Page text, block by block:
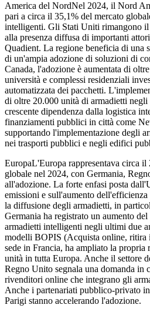
America del NordNel 2024, il Nord
pari a circa il 35,1% del mercato
intelligenti. Gli Stati Uniti rimangono
alla presenza diffusa di importanti
Quadient. La regione beneficia di una
di un'ampia adozione di soluzioni di
Canada, l'adozione è aumentata di
università e complessi residenziali
automatizzata dei pacchetti.
di oltre 20.000 unità di armadietti
crescente dipendenza dalla logistica
finanziamenti pubblici in città come
supportando l'implementazione degli
nei trasporti pubblici e negli edifici
EuropaL'Europa rappresentava circa
globale nel 2024, con Germania,
all'adozione. La forte enfasi posta
emissioni e sull'aumento
la diffusione degli armadietti, in
Germania ha registrato un aumento
armadietti intelligenti negli ultimi due
modelli BOPIS (Acquista online, ritira
sede in Francia, ha ampliato la propria
unità in tutta Europa. Anche il settore
Regno Unito segnala una domanda in
rivenditori online che integrano gli
Anche i partenariati pubblico-privato
Parigi stanno accelerando l'adozione.